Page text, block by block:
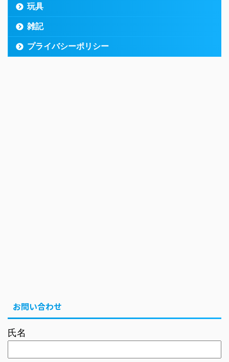
玩具
雑記
プライバシーポリシー
お問い合わせ
氏名